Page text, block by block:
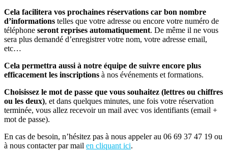
Cela facilitera vos prochaines réservations car bon nombre
d’informations telles que votre adresse ou encore votre numéro de
téléphone seront reprises automatiquement. De même il ne vous
sera plus demandé d’enregistrer votre nom, votre adresse email,
etc…
Cela permettra aussi à notre équipe de suivre encore plus
efficacement les inscriptions à nos événements et formations.
Choisissez le mot de passe que vous souhaitez (lettres ou chiffres
ou les deux), et dans quelques minutes, une fois votre réservation
terminée, vous allez recevoir un mail avec vos identifiants (email +
mot de passe).
En cas de besoin, n’hésitez pas à nous appeler au 06 69 37 47 19 ou
à nous contacter par mail en cliquant ici.